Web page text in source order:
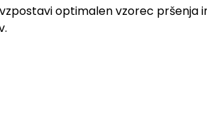
optimalen vzorec pršenja